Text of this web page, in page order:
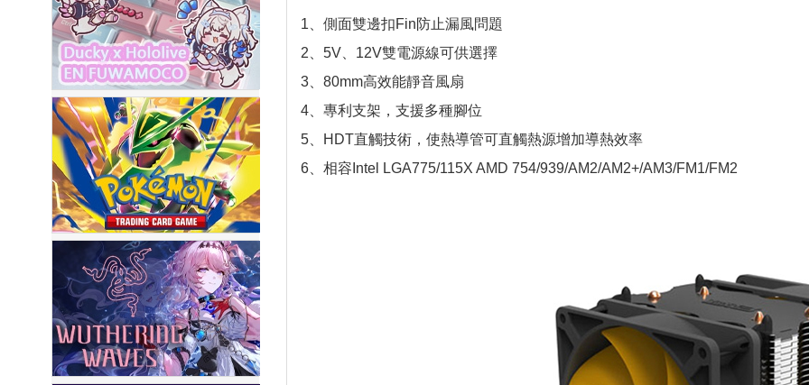
1、側面雙邊扣Fin防止漏風問題
2、5V、12V雙電源線可供選擇
3、80mm高效能靜音風扇
4、專利支架，支援多種腳位
5、HDT直觸技術，使熱導管可直觸熱源增加導熱效率
6、相容Intel LGA775/115X AMD 754/939/AM2/AM2+/AM3/FM1/FM2